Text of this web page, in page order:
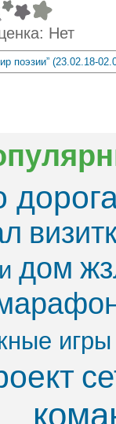
Нет
поэзии” (23.02.18-
дом
игры